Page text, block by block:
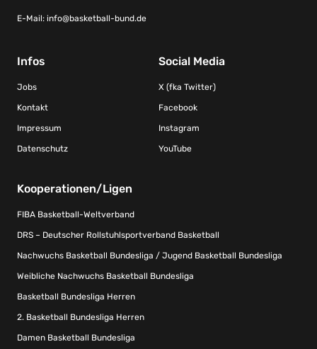
E-Mail: info@basketball-bund.de
Infos
Jobs
Kontakt
Impressum
Datenschutz
Social Media
X (fka Twitter)
Facebook
Instagram
YouTube
Kooperationen/Ligen
FIBA Basketball-Weltverband
DRS – Deutscher Rollstuhlsportverband Basketball
Nachwuchs Basketball Bundesliga / Jugend Basketball Bundesliga
Weibliche Nachwuchs Basketball Bundesliga
Basketball Bundesliga Herren
2. Basketball Bundesliga Herren
Damen Basketball Bundesliga